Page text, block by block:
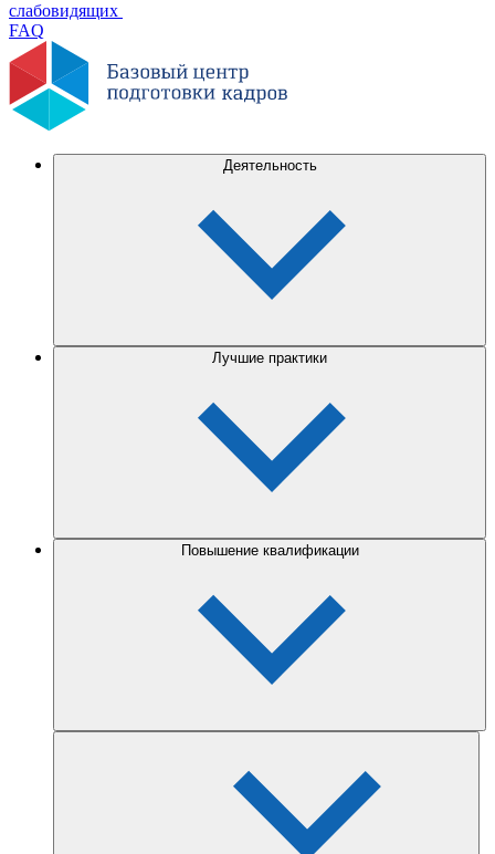
слабовидящих
FAQ
Деятельность
Лучшие практики
Повышение квалификации